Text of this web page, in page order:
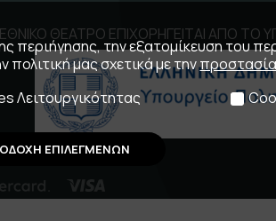
ΘΕΑΤΡΟ ΕΠΙΧΟΡΗΓΕΙΤΑΙ ΑΠΟ ΤΟ
περιήγησης, την εξατομίκευση του
πολιτική μας σχετικά με την
Λειτουργικότητας
ΕΠΙΛΕΓΜΕΝΩΝ